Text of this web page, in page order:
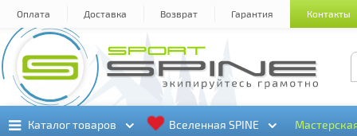
Оплата Доставка Возврат Гарантия Контакты
Каталог товаров
Каталог товаров Вселенная SPINE
Вселенная SPINE